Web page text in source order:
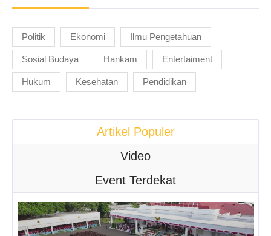
Politik Ekonomi Ilmu Pengetahuan
Sosial Budaya Hankam Entertaiment
Hukum Kesehatan Pendidikan
Artikel Populer
Video
Event Terdekat